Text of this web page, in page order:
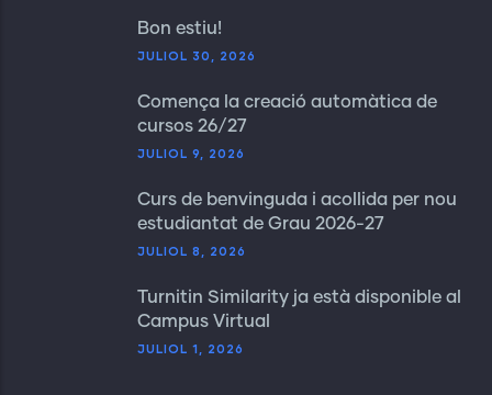
Bon estiu!
JULIOL 30, 2026
Comença la creació automàtica de
cursos 26/27
JULIOL 9, 2026
Curs de benvinguda i acollida per nou
estudiantat de Grau 2026-27
JULIOL 8, 2026
Turnitin Similarity ja està disponible al
Campus Virtual
JULIOL 1, 2026